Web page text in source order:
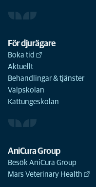
För djurägare
Boka tid
Aktuellt
Behandlingar & tjänster
Valpskolan
Kattungeskolan
AniCura Group
Besök AniCura Group
Mars Veterinary Health